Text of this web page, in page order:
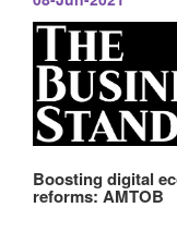
Boosting digital
reforms: AMTOB